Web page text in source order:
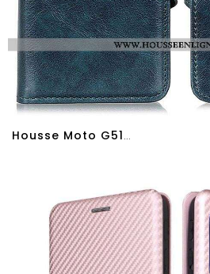
Housse Moto G51 5G KHAZNEH